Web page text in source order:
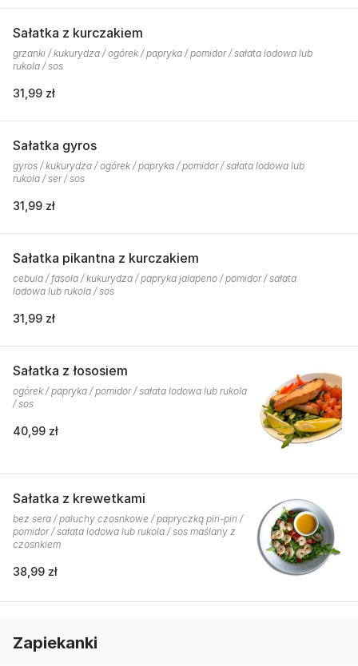
Sałatka z kurczakiem
grzanki / kukurydza / ogórek / papryka / pomidor / sałata lodowa lub
rukola / sos
31,99 zł
Sałatka gyros
gyros / kukurydza / ogórek / papryka / pomidor / sałata lodowa lub
rukola / ser / sos
31,99 zł
Sałatka pikantna z kurczakiem
cebula / fasola / kukurydza / papryka jalapeno / pomidor / sałata
lodowa lub rukola / sos
31,99 zł
Sałatka z łososiem
ogórek / papryka / pomidor / sałata lodowa lub rukola
/ sos
40,99 zł
Sałatka z krewetkami
bez sera / paluchy czosnkowe / papryczką piri-piri /
pomidor / sałata lodowa lub rukola / sos maślany z
czosnkiem
38,99 zł
Zapiekanki